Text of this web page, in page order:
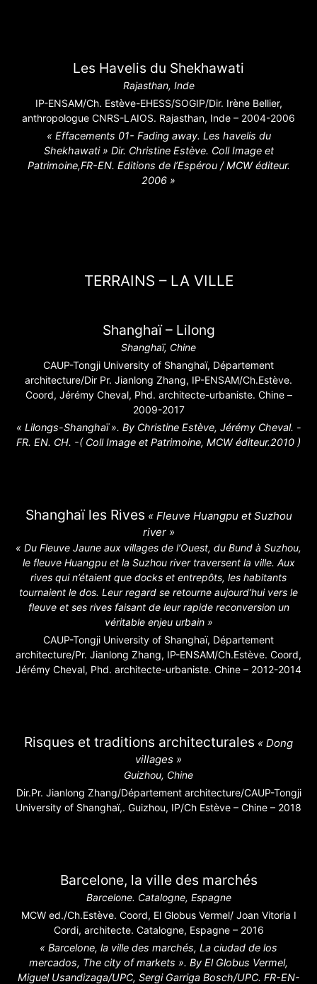
Les Havelis du Shekhawati
Rajasthan, Inde
IP-ENSAM/Ch. Estève-EHESS/SOGIP/Dir. Irène Bellier,
anthropologue CNRS-LAIOS. Rajasthan, Inde – 2004-2006
« Effacements 01- Fading away. Les havelis du
Shekhawati » Dir. Christine Estève. Coll Image et
Patrimoine,FR-EN. Editions de l’Espérou / MCW éditeur.
2006 »
TERRAINS – LA VILLE
Shanghaï – Lilong
Shanghaï, Chine
CAUP-Tongji University of Shanghaï, Département
architecture/Dir Pr. Jianlong Zhang, IP-ENSAM/Ch.Estève.
Coord, Jérémy Cheval, Phd. architecte-urbaniste. Chine –
2009-2017
« Lilongs-Shanghaï ». By Christine Estève, Jérémy Cheval. -
FR. EN. CH. -( Coll Image et Patrimoine, MCW éditeur.2010 )
Shanghaï les Rives « Fleuve Huangpu et Suzhou
river »
« Du Fleuve Jaune aux villages de l’Ouest, du Bund à Suzhou,
le fleuve Huangpu et la Suzhou river traversent la ville. Aux
rives qui n’étaient que docks et entrepôts, les habitants
tournaient le dos. Leur regard se retourne aujourd’hui vers le
fleuve et ses rives faisant de leur rapide reconversion un
véritable enjeu urbain »
CAUP-Tongji University of Shanghaï, Département
architecture/Pr. Jianlong Zhang, IP-ENSAM/Ch.Estève. Coord,
Jérémy Cheval, Phd. architecte-urbaniste. Chine – 2012-2014
Risques et traditions architecturales « Dong
villages »
Guizhou, Chine
Dir.Pr. Jianlong Zhang/Département architecture/CAUP-Tongji
University of Shanghaï,. Guizhou, IP/Ch Estève – Chine – 2018
Barcelone, la ville des marchés
Barcelone. Catalogne, Espagne
MCW ed./Ch.Estève. Coord, El Globus Vermel/ Joan Vitoria I
Cordi, architecte. Catalogne, Espagne – 2016
« Barcelone, la ville des marchés, La ciudad de los
mercados, The city of markets ». By El Globus Vermel,
Miguel Usandizaga/UPC, Sergi Garriga Bosch/UPC. FR-EN-